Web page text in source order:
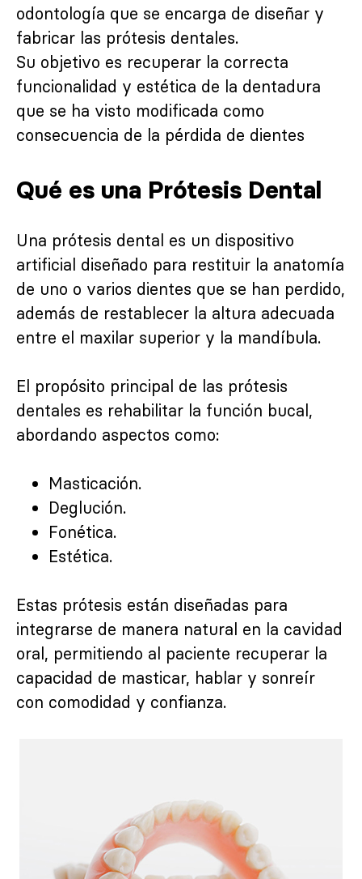
odontología que se encarga de diseñar y
fabricar las prótesis dentales.
Su objetivo es recuperar la correcta
funcionalidad y estética de la dentadura
que se ha visto modificada como
consecuencia de la pérdida de dientes
Qué es una Prótesis Dental
Una prótesis dental es un dispositivo
artificial diseñado para restituir la anatomía
de uno o varios dientes que se han perdido,
además de restablecer la altura adecuada
entre el maxilar superior y la mandíbula.
El propósito principal de las prótesis
dentales es rehabilitar la función bucal,
abordando aspectos como:
Masticación.
Deglución.
Fonética.
Estética.
Estas prótesis están diseñadas para
integrarse de manera natural en la cavidad
oral, permitiendo al paciente recuperar la
capacidad de masticar, hablar y sonreír
con comodidad y confianza.